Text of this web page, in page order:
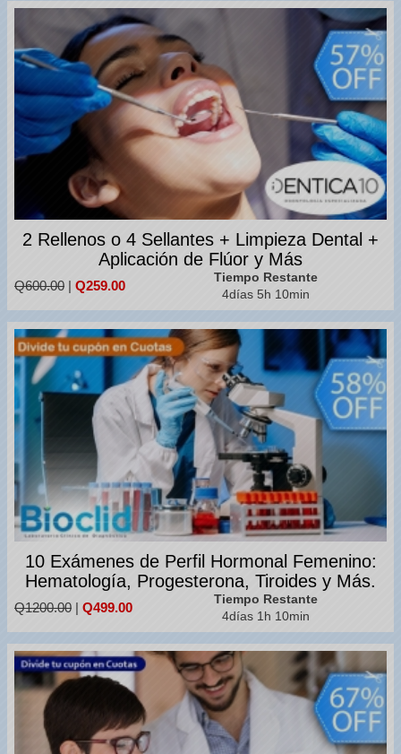
2 Rellenos o 4 Sellantes + Limpieza Dental +
Aplicación de Flúor y Más
Q600.00 | Q259.00
Tiempo Restante
4días 5h 10min
10 Exámenes de Perfil Hormonal Femenino:
Hematología, Progesterona, Tiroides y Más.
Q1200.00 | Q499.00
Tiempo Restante
4días 1h 10min